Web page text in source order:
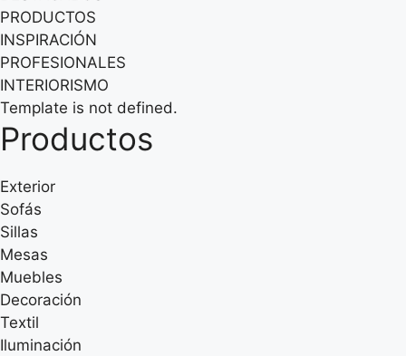
PRODUCTOS
INSPIRACIÓN
PROFESIONALES
INTERIORISMO
Template is not defined.
Productos
Exterior
Sofás
Sillas
Mesas
Muebles
Decoración
Textil
Iluminación